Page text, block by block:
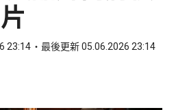
23:14 最後更新 05.06.2026 23:14